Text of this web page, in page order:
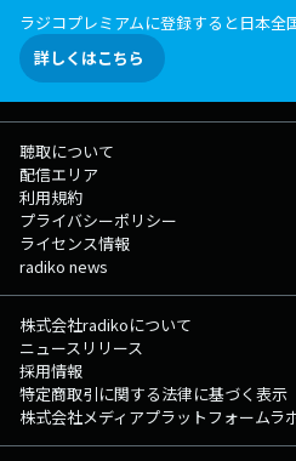
ラジコプレミアムに登録すると日本全
詳しくはこちら
聴取について
配信エリア
利用規約
プライバシーポリシー
ライセンス情報
radiko news
株式会社radikoについて
ニュースリリース
採用情報
特定商取引に関する法律に基づく表示
株式会社メディアプラットフォームラ